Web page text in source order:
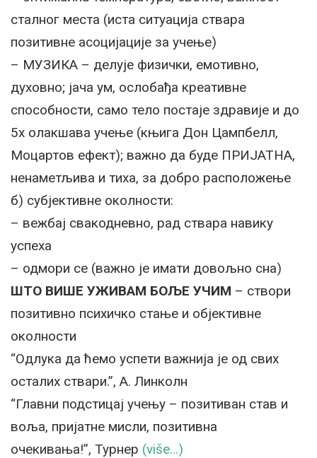
сталног места (иста ситуација ствара
позитивне асоцијације за учење)
– МУЗИКА – делује физички, емотивно,
духовно; јача ум, ослобађа креативне
способности, само тело постаје здравије и до
5x олакшава учење (књига Дон Цампбелл,
Моцартов ефект); важно да буде ПРИЈАТНА,
ненаметљива и тиха, за добро расположење
б) субјективне околности:
– вежбај свакодневно, рад ствара навику
успеха
– одмори се (важно је имати довољно сна)
ШТО ВИШЕ УЖИВАМ БОЉЕ УЧИМ – створи
позитивно психичко стање и објективне
околности
“Одлука да ћемо успети важнија је од свих
осталих ствари.”, А. Линколн
“Главни подстицај учењу – позитиван став и
воља, пријатне мисли, позитивна
очекивања!”, Турнер (više…)